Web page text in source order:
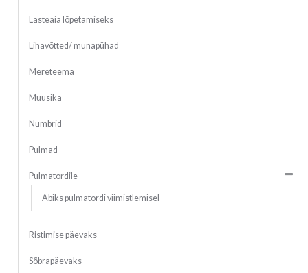
Lasteaia lõpetamiseks
Lihavõtted/ munapühad
Mereteema
Muusika
Numbrid
Pulmad
Pulmatordile
Abiks pulmatordi viimistlemisel
Ristimise päevaks
Sõbrapäevaks